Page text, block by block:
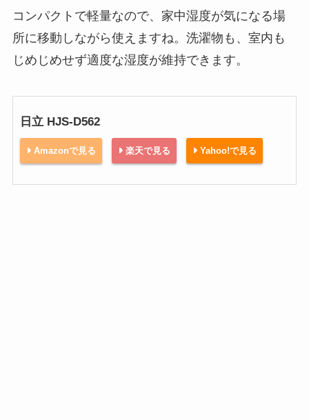
コンパクトで軽量なので、家中湿度が気になる場
所に移動しながら使えますね。洗濯物も、室内も
じめじめせず適度な湿度が維持できます。
日立 HJS-D562
Amazonで見る 楽天で見る Yahoo!で見る